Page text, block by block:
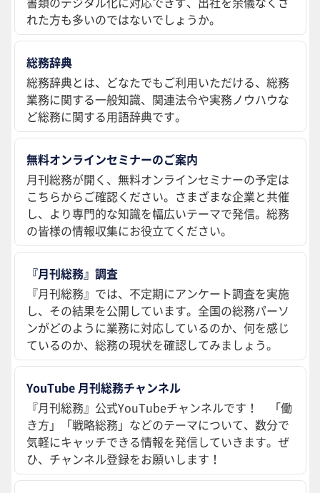
れた方も多いのではないでしょうか。
総務辞典
総務辞典とは、どなたでもご利用いただける、総務
業務に関する一般知識、関連法令や実務ノウハウな
ど総務に関する用語辞典です。
無料オンラインセミナーのご案内
月刊総務が開く、無料オンラインセミナーの予定は
こちらからご確認ください。さまざまな企業と共催
し、より専門的な知識を幅広いテーマで発信。総務
の皆様の情報収集にお役立てください。
『月刊総務』調査
『月刊総務』では、不定期にアンケート調査を実施
し、その結果を公開しています。全国の総務パーソ
ンがどのように業務に対応しているのか、何を感じ
ているのか、総務の現状を確認してみましょう。
YouTube 月刊総務チャンネル
『月刊総務』公式YouTubeチャンネルです！ 「働
き方」「戦略総務」などのテーマについて、数分で
気軽にキャッチできる情報を発信していきます。ぜ
ひ、チャンネル登録をお願いします！